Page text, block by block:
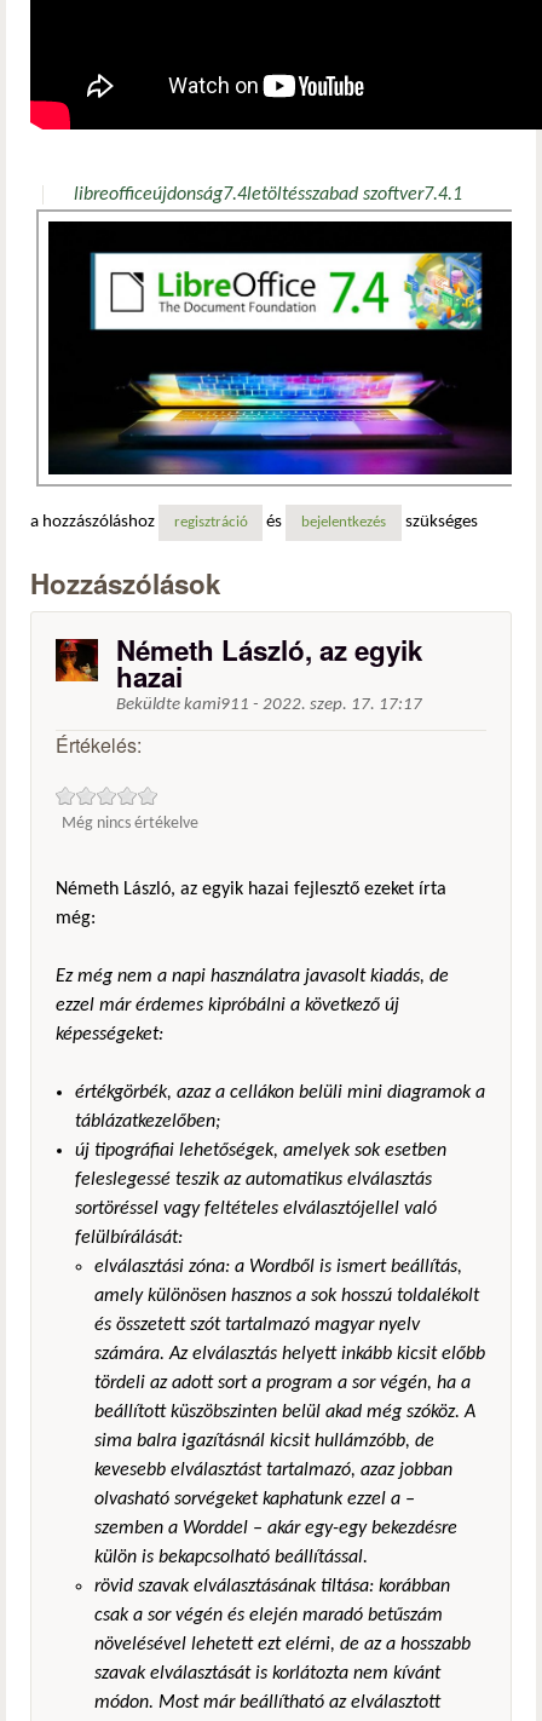
libreofficeújdonság7.4letöltésszabad szoftver7.4.1
a hozzászóláshoz regisztráció és bejelentkezés szükséges
Hozzászólások
Németh László, az egyik
hazai
Beküldte kami911 - 2022. szep. 17. 17:17
Értékelés:
Még nincs értékelve
Németh László, az egyik hazai fejlesztő ezeket írta
még:
Ez még nem a napi használatra javasolt kiadás, de
ezzel már érdemes kipróbálni a következő új
képességeket:
értékgörbék, azaz a cellákon belüli mini diagramok a
táblázatkezelőben;
új tipográfiai lehetőségek, amelyek sok esetben
feleslegessé teszik az automatikus elválasztás
sortöréssel vagy feltételes elválasztójellel való
felülbírálását:
elválasztási zóna: a Wordből is ismert beállítás,
amely különösen hasznos a sok hosszú toldalékolt
és összetett szót tartalmazó magyar nyelv
számára. Az elválasztás helyett inkább kicsit előbb
tördeli az adott sort a program a sor végén, ha a
beállított küszöbszinten belül akad még szóköz. A
sima balra igazításnál kicsit hullámzóbb, de
kevesebb elválasztást tartalmazó, azaz jobban
olvasható sorvégeket kaphatunk ezzel a –
szemben a Worddel – akár egy-egy bekezdésre
külön is bekapcsolható beállítással.
rövid szavak elválasztásának tiltása: korábban
csak a sor végén és elején maradó betűszám
növelésével lehetett ezt elérni, de az a hosszabb
szavak elválasztását is korlátozta nem kívánt
módon. Most már beállítható az elválasztott